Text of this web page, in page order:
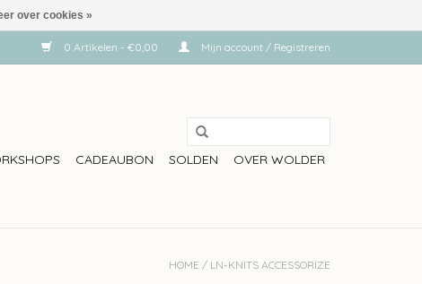
0 Artikelen - €0,00 Mijn account / Registreren
CADEAUBON SOLDEN OVER WOLDER
HOME / LN-KNITS ACCESSORIZE
over cookies »